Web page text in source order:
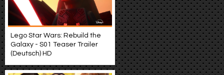
Lego Star Wars: Rebuild the
Galaxy - S01 Teaser Trailer
(Deutsch) HD